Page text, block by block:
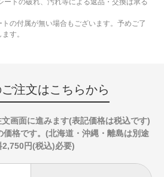
ートの破れ、汚れ等による返品・交換は承る
の付属が無い場合もございます。予めご了
す。
注文はこちらから
画面に進みます(表記価格は税込です)
格です。(北海道・沖縄・離島は別途
2,750円(税込)必要)